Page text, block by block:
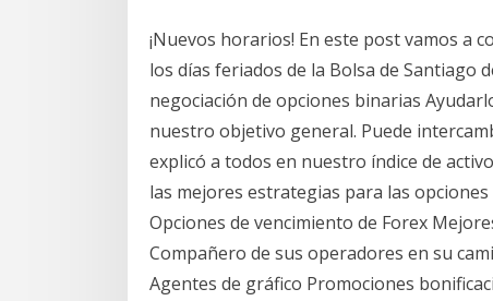
¡Nuevos horarios! En este post vamos a
los días feriados de la Bolsa de Santiago
negociación de opciones binarias
nuestro objetivo general. Puede
explicó a todos en nuestro índice de
las mejores estrategias para las
Opciones de vencimiento de Forex
Compañero de sus operadores en su
Agentes de gráfico Promociones